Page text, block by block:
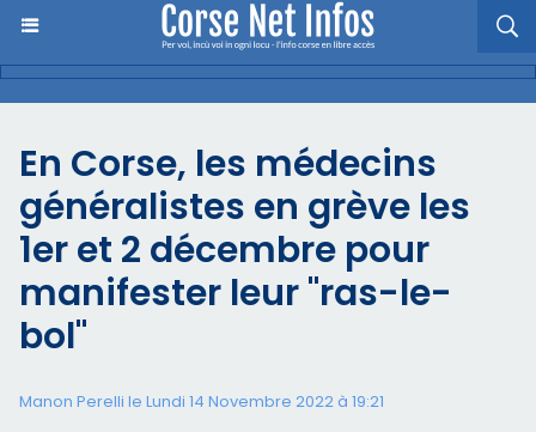
En Corse, les médecins
généralistes en grève les
1er et 2 décembre pour
manifester leur "ras-le-
bol"
Manon Perelli le Lundi 14 Novembre 2022 à 19:21